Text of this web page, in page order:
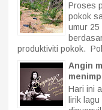
Proses
pokok
umur 25
produktiviti pokok.
Angin
Hari ini
lirik